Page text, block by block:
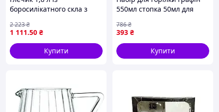
боросилікатного скла з
сталі для зберігання
напоїв і сервірування
1 111.50 ₴
2 223₴
Купити
550мл стопка 50мл для
домашніх вечірок
393 ₴
786₴
Купити